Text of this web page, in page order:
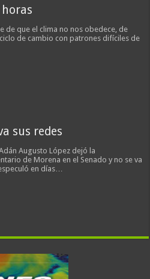
de que el clima no nos obedece, de
de cambio con patrones difíciles de
sus redes
Augusto López dejó la
de Morena en el Senado y no se va
en días…